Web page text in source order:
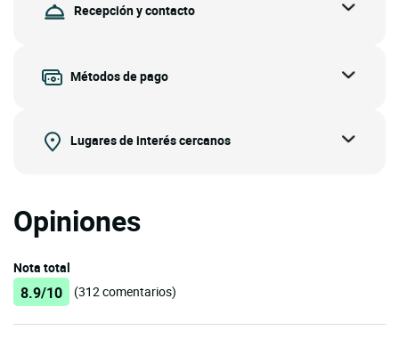
Recepción y contacto
Métodos de pago
Lugares de interés cercanos
Opiniones
Nota total
8.9/10 (312 comentarios)